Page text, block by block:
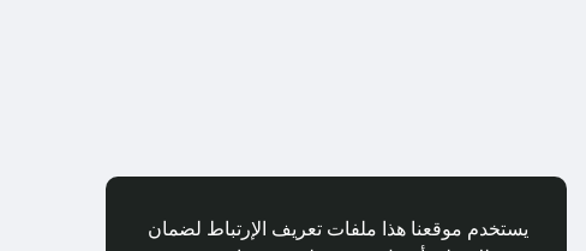
يستخدم موقعنا هذا ملفات تعريف الإرتباط لضمان